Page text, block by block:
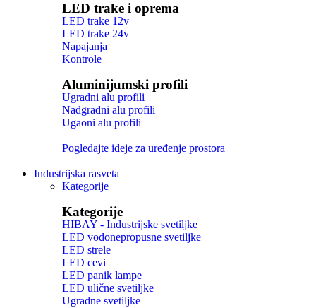
LED trake i oprema
LED trake 12v
LED trake 24v
Napajanja
Kontrole
Aluminijumski profili
Ugradni alu profili
Nadgradni alu profili
Ugaoni alu profili
Pogledajte ideje za uređenje prostora
Industrijska rasveta
Kategorije
Kategorije
HIBAY - Industrijske svetiljke
LED vodonepropusne svetiljke
LED strele
LED cevi
LED panik lampe
LED ulične svetiljke
Ugradne svetiljke